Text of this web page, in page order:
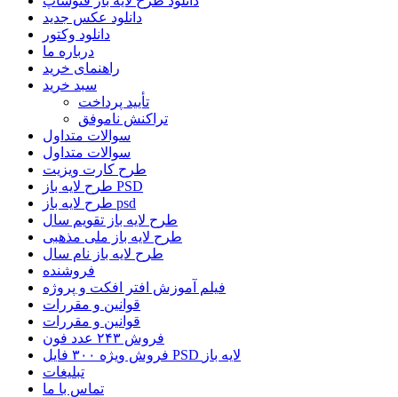
دانلود عکس جدید
دانلود وکتور
درباره ما
راهنمای خرید
سبد خرید
تأیید پرداخت
تراکنش ناموفق
سوالات متداول
سوالات متداول
طرح کارت ویزیت
طرح لایه باز PSD
طرح لایه باز psd
طرح لایه باز تقویم سال
طرح لایه باز ملی مذهبی
طرح لایه باز نام سال
فروشنده
فیلم آموزش افتر افکت و پروژه
قوانین و مقررات
قوانین و مقررات
فروش ۲۴۳ عدد فون
فروش ویژه ۳۰۰ فایل PSD لایه باز
تبلیغات
تماس با ما